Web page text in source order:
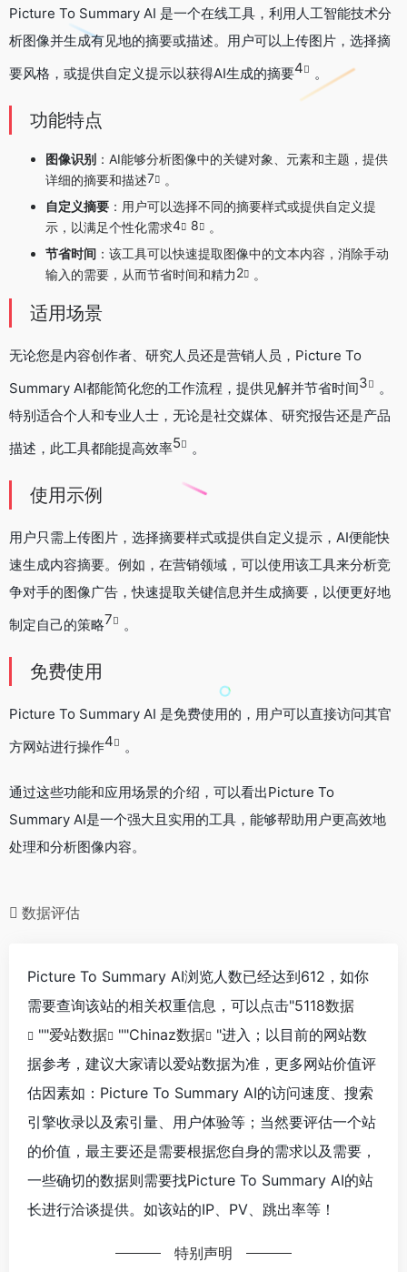
Picture To Summary AI 是一个在线工具，利用人工智能技术分
析图像并生成有见地的摘要或描述。用户可以上传图片，选择摘
要风格，或提供自定义提示以获得AI生成的摘要4 。
功能特点
图像识别 ：AI能够分析图像中的关键对象、元素和主题，提供
详细的摘要和描述7
。
自定义摘要 ：用户可以选择不同的摘要样式或提供自定义提
示，以满足个性化需求4 8
。
节省时间 ：该工具可以快速提取图像中的文本内容，消除手动
输入的需要，从而节省时间和精力2 。
适用场景
无论您是内容创作者、研究人员还是营销人员，Picture To
Summary AI都能简化您的工作流程，提供见解并节省时间3
。
特别适合个人和专业人士，无论是社交媒体、研究报告还是产品
描述，此工具都能提高效率5 。
使用示例
用户只需上传图片，选择摘要样式或提供自定义提示，AI便能快
速生成内容摘要。例如，在营销领域，可以使用该工具来分析竞
争对手的图像广告，快速提取关键信息并生成摘要，以便更好地
制定自己的策略7 。
免费使用
Picture To Summary AI 是免费使用的，用户可以直接访问其官
方网站进行操作4 。
通过这些功能和应用场景的介绍，可以看出Picture To
Summary AI是一个强大且实用的工具，能够帮助用户更高效地
处理和分析图像内容。
数据评估
Picture To Summary AI浏览人数已经达到612，如你
需要查询该站的相关权重信息，可以点击"5118数据
""爱站数据 ""Chinaz数据
"进入；以目前的网站数
据参考，建议大家请以爱站数据为准，更多网站价值评
估因素如：Picture To Summary AI的访问速度、搜索
引擎收录以及索引量、用户体验等；当然要评估一个站
的价值，最主要还是需要根据您自身的需求以及需要，
一些确切的数据则需要找Picture To Summary AI的站
长进行洽谈提供。如该站的IP、PV、跳出率等！
特别声明